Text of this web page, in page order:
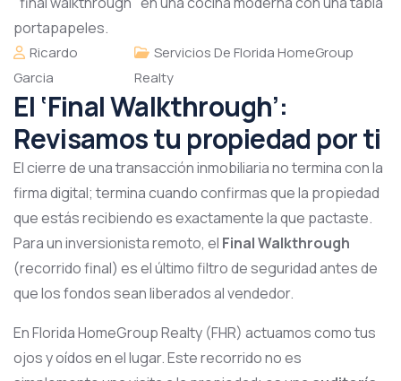
Ricardo
Garcia
Servicios De Florida HomeGroup
Realty
El ‘Final Walkthrough’:
Revisamos tu propiedad por ti
El cierre de una transacción inmobiliaria no termina con la
firma digital; termina cuando confirmas que la propiedad
que estás recibiendo es exactamente la que pactaste.
Para un inversionista remoto, el Final Walkthrough
(recorrido final) es el último filtro de seguridad antes de
que los fondos sean liberados al vendedor.
En Florida HomeGroup Realty (FHR) actuamos como tus
ojos y oídos en el lugar. Este recorrido no es